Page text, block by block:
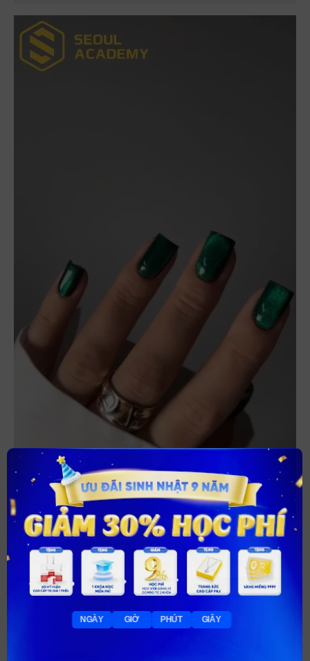
Xanh lá đậm metallic lý tưởng cho làn da trắng, phù
hợp với những buổi tiệc đêm
18 7 22 29
×